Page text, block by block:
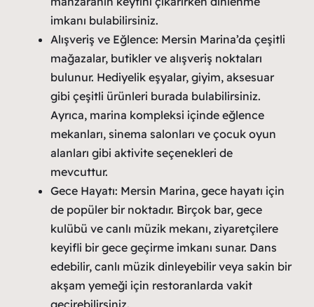
imkanı bulabilirsiniz.
Alışveriş ve Eğlence: Mersin Marina’da çeşitli
mağazalar, butikler ve alışveriş noktaları
bulunur. Hediyelik eşyalar, giyim, aksesuar
gibi çeşitli ürünleri burada bulabilirsiniz.
Ayrıca, marina kompleksi içinde eğlence
mekanları, sinema salonları ve çocuk oyun
alanları gibi aktivite seçenekleri de
mevcuttur.
Gece Hayatı: Mersin Marina, gece hayatı için
de popüler bir noktadır. Birçok bar, gece
kulübü ve canlı müzik mekanı, ziyaretçilere
keyifli bir gece geçirme imkanı sunar. Dans
edebilir, canlı müzik dinleyebilir veya sakin bir
akşam yemeği için restoranlarda vakit